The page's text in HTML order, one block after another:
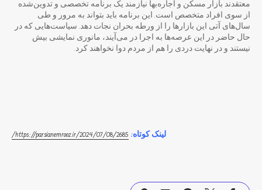
معتقدند بازار مسکن و اجاره‌بها نیازمند یک برنامه تخصصی و تدوین‌شده
از سوی افراد متخصص است. این برنامه باید بتواند به مرور و طی
سال‌های آتی این بازارها را از ورطه بحران نجات دهد. سیاست‌هایی که در
حال حاضر در این عرصه‌ها به اجرا در می‌آیند، مانوری نمایشی بیش
نیستند و در نهایت دردی را هم از مردم دوا نخواهند کرد.
لینک کوتاه: https://parsianemrooz.ir/2024/07/08/2685
/